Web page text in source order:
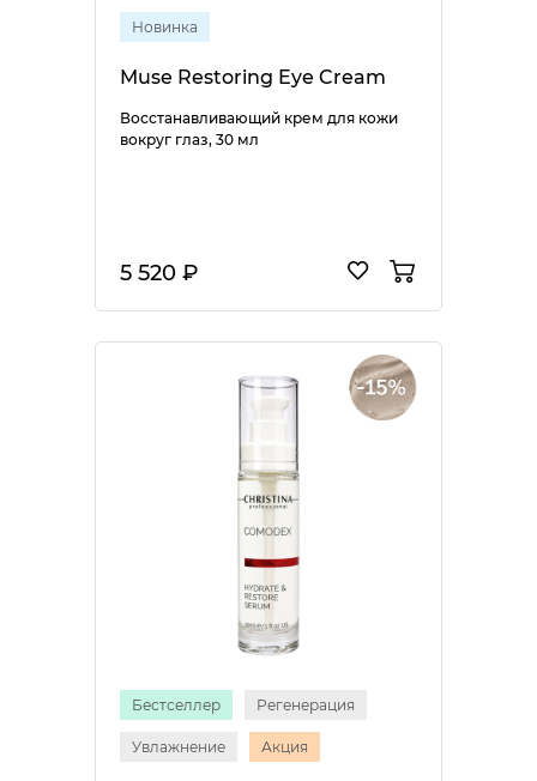
Новинка
Muse Restoring Eye Cream
Восстанавливающий крем для кожи
вокруг глаз, 30 мл
5 520 ₽
Бестселлер Регенерация
Увлажнение Акция